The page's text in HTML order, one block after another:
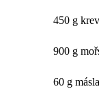
450 g
900 g
60 g másla